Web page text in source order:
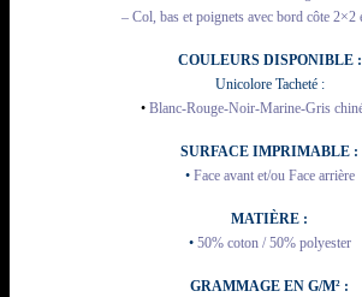
– Col, bas et poignets avec bord côte 2×2
COULEURS DISPONIBLE :
Unicolore Tacheté :
• Blanc-Rouge-Noir-Marine-Gris
SURFACE IMPRIMABLE :
•Face avant et/ou Face arrière
MATIÈRE :
•50% coton / 50% polyester
GRAMMAGE EN G/M² :